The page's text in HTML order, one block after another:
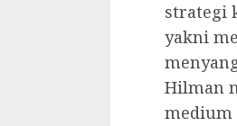
strategi
yakni
Hilman
medium